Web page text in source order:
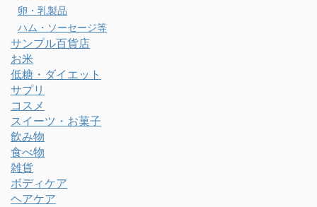
卵・乳製品
ハム・ソーセージ等
サンプル百貨店
お米
低糖・ダイエット
サプリ
コスメ
スイーツ・お菓子
飲み物
食べ物
雑貨
ボディケア
ヘアケア